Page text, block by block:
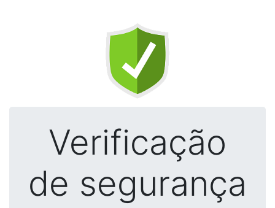
Verificação
de segurança